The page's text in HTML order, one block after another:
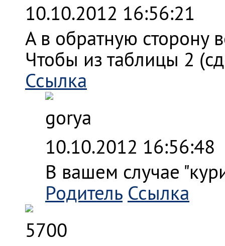
10.10.2012 16:56:21
А в обратную сторону
Чтобы из таблицы 2
Ссылка
gorya
10.10.2012 16:56:48
В вашем случае
Родитель Ссылка
5700